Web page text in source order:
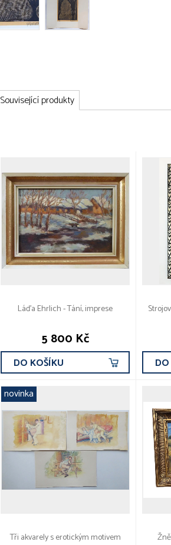
Související produkty
Láďa Ehrlich - Tání, imprese
5 800 Kč
DO KOŠÍKU
novinka
Tři akvarely s erotickým motivem